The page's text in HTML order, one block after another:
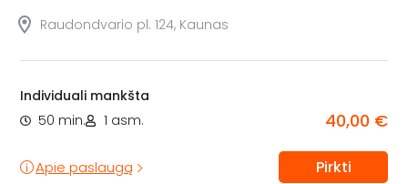
Raudondvario pl. 124, Kaunas
Individuali mankšta
50 min.
1 asm. 40,00 €
Apie paslaugą Pirkti